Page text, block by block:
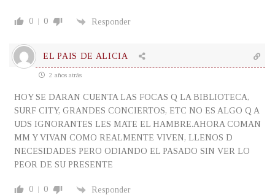
0 0 Responder
EL PAIS DE ALICIA
2 años atrás
HOY SE DARAN CUENTA LAS FOCAS Q LA BIBLIOTECA,
SURF CITY, GRANDES CONCIERTOS, ETC NO ES ALGO Q A
UDS IGNORANTES LES MATE EL HAMBRE.AHORA COMAN
MM Y VIVAN COMO REALMENTE VIVEN, LLENOS D
NECESIDADES PERO ODIANDO EL PASADO SIN VER LO
PEOR DE SU PRESENTE
0 0 Responder